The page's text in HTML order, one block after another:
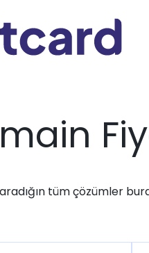
tüm çözümler